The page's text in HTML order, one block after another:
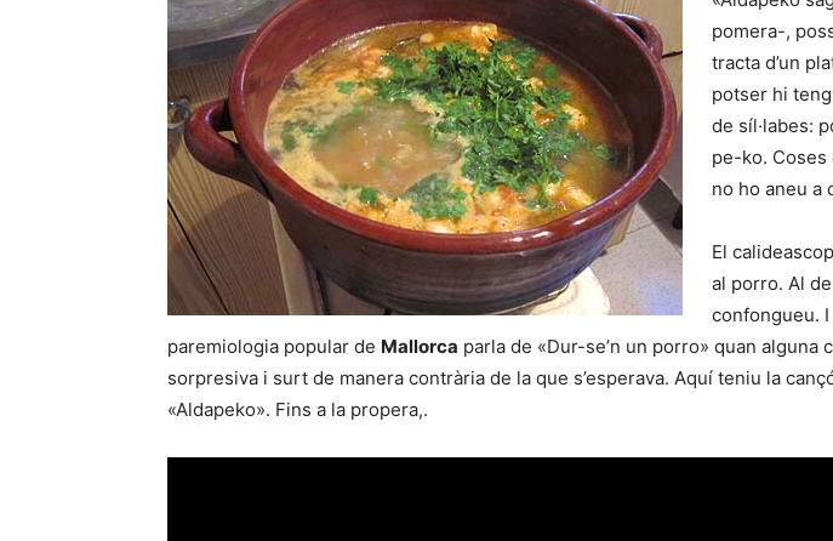
pomera-,
tracta d’un
potser hi
de síl·labes:
pe-ko. Coses
no ho aneu a
El
al porro. Al
confongueu.
paremiologia popular de Mallorca parla de «Dur-se’n un porro» quan alguna
sorpresiva i surt de manera contrària de la que s’esperava. Aquí teniu la
«Aldapeko». Fins a la propera,.